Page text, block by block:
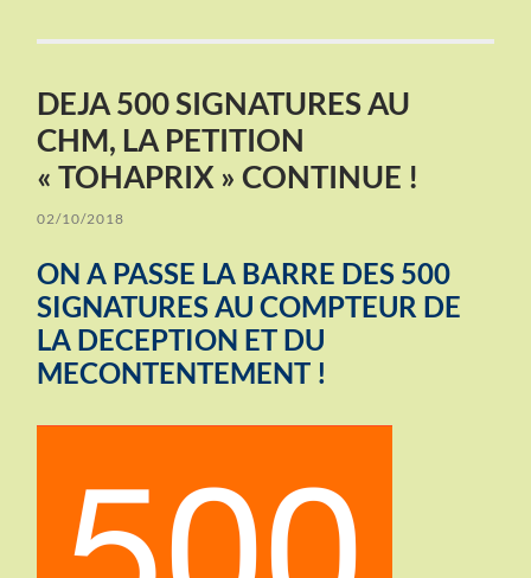
DEJA 500 SIGNATURES AU
CHM, LA PETITION
« TOHAPRIX » CONTINUE !
02/10/2018
ON A PASSE LA BARRE DES 500
SIGNATURES AU COMPTEUR DE
LA DECEPTION ET DU
MECONTENTEMENT !